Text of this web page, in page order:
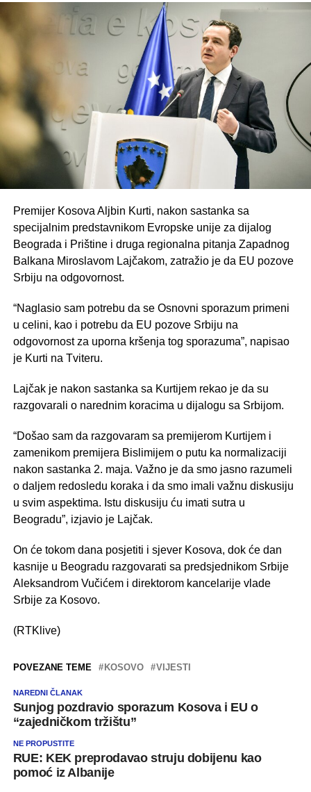
Premijer Kosova Aljbin Kurti, nakon sastanka sa
specijalnim predstavnikom Evropske unije za dijalog
Beograda i Prištine i druga regionalna pitanja Zapadnog
Balkana Miroslavom Lajčakom, zatražio je da EU pozove
Srbiju na odgovornost.
“Naglasio sam potrebu da se Osnovni sporazum primeni
u celini, kao i potrebu da EU pozove Srbiju na
odgovornost za uporna kršenja tog sporazuma”, napisao
je Kurti na Tviteru.
Lajčak je nakon sastanka sa Kurtijem rekao je da su
razgovarali o narednim koracima u dijalogu sa Srbijom.
“Došao sam da razgovaram sa premijerom Kurtijem i
zamenikom premijera Bislimijem o putu ka normalizaciji
nakon sastanka 2. maja. Važno je da smo jasno razumeli
o daljem redosledu koraka i da smo imali važnu diskusiju
u svim aspektima. Istu diskusiju ću imati sutra u
Beogradu”, izjavio je Lajčak.
On će tokom dana posjetiti i sjever Kosova, dok će dan
kasnije u Beogradu razgovarati sa predsjednikom Srbije
Aleksandrom Vučićem i direktorom kancelarije vlade
Srbije za Kosovo.
(RTKlive)
POVEZANE TEME KOSOVO VIJESTI
NAREDNI ČLANAK
Sunjog pozdravio sporazum Kosova i EU o
“zajedničkom tržištu”
NE PROPUSTITE
RUE: KEK preprodavao struju dobijenu kao
pomoć iz Albanije